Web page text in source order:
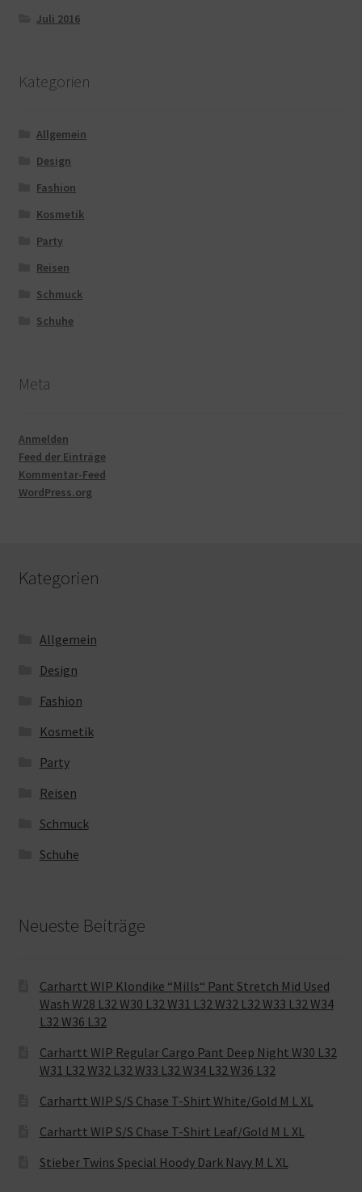
Juli 2016
Kategorien
Allgemein
Design
Fashion
Kosmetik
Party
Reisen
Schmuck
Schuhe
Meta
Anmelden
Feed der Einträge
Kommentar-Feed
WordPress.org
Kategorien
Allgemein
Design
Fashion
Kosmetik
Party
Reisen
Schmuck
Schuhe
Neueste Beiträge
Carhartt WIP Klondike “Mills“ Pant Stretch Mid Used
Wash W28 L32 W30 L32 W31 L32 W32 L32 W33 L32 W34
L32 W36 L32
Carhartt WIP Regular Cargo Pant Deep Night W30 L32
W31 L32 W32 L32 W33 L32 W34 L32 W36 L32
Carhartt WIP S/S Chase T-Shirt White/Gold M L XL
Carhartt WIP S/S Chase T-Shirt Leaf/Gold M L XL
Stieber Twins Special Hoody Dark Navy M L XL